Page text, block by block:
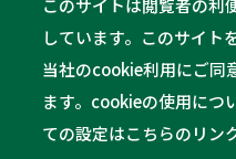
しています。このサイト
当社のcookie利用にご同
ます。cookieの使用につ
ての設定はこちらのリン